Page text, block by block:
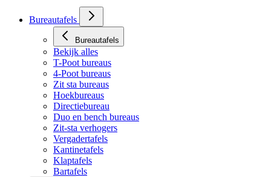
Bureautafels
Bureautafels
Bekijk alles
T-Poot bureaus
4-Poot bureaus
Zit sta bureaus
Hoekbureaus
Directiebureau
Duo en bench bureaus
Zit-sta verhogers
Vergadertafels
Kantinetafels
Klaptafels
Bartafels